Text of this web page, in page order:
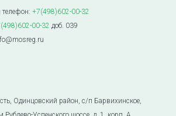
телефон:+7(498)602-00-32
00-32 доб. 039
Одинцовский район, с/п Барвихинское,